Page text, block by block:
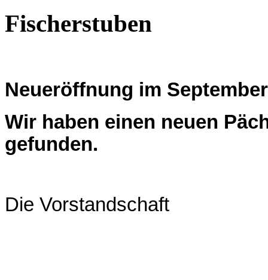
Fischerstuben
Neueröffnung im
Wir haben einen neuen
gefunden.
Die Vorstandschaft